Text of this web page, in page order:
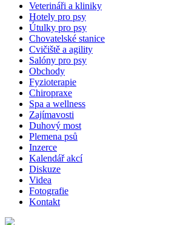
Veterináři a kliniky
Hotely pro psy
Útulky pro psy
Chovatelské stanice
Cvičiště a agility
Salóny pro psy
Obchody
Fyzioterapie
Chiropraxe
Spa a wellness
Zajímavosti
Duhový most
Plemena psů
Inzerce
Kalendář akcí
Diskuze
Videa
Fotografie
Kontakt